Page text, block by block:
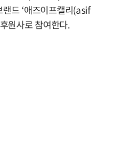
드 ‘애즈이프캘리(asif
원사로 참여한다.